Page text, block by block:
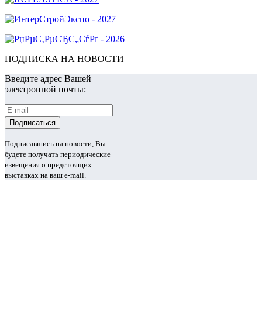
ПОДПИСКА НА НОВОСТИ
Введите адрес Вашей
электронной почты:
Подписавшись на новости, Вы
будете получать периодические
извещения о предстоящих
выставках на ваш e-mail.